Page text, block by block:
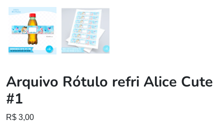
Arquivo Rótulo refri Alice Cute
#1
R$ 3,00